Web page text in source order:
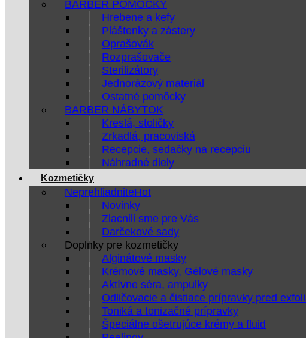
BARBER POMÔCKY
Hrebene a kefy
Pláštenky a zástery
Oprašovák
Rozprašovače
Sterilizátory
Jednorázový materiál
Ostatné pomôcky
BARBER NÁBYTOK
Kreslá, stoličky
Zrkadlá, pracoviská
Recepcie, sedačky na recepciu
Náhradné diely
Kozmetičky
Neprehliadnite
Novinky
Zlacnili sme pre Vás
Darčekové sady
Doplnky pre kozmetičky
Alginátové masky
Krémové masky, Gélové masky
Aktívne séra, ampulky
Odličovacie a čistiace prípravky pred
Toniká a tonizačné prípravky
Špeciálne ošetrujúce krémy a fluid